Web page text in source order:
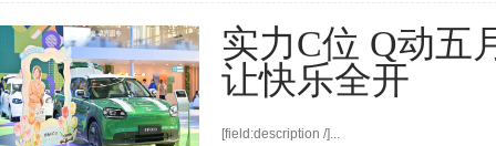
实力C位 Q动五
让快乐全开
[field:description /]...